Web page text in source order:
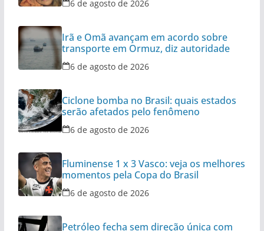
6 de agosto de 2026
Irã e Omã avançam em acordo sobre
transporte em Ormuz, diz autoridade
6 de agosto de 2026
Ciclone bomba no Brasil: quais estados
serão afetados pelo fenômeno
6 de agosto de 2026
Fluminense 1 x 3 Vasco: veja os melhores
momentos pela Copa do Brasil
6 de agosto de 2026
Petróleo fecha sem direção única com